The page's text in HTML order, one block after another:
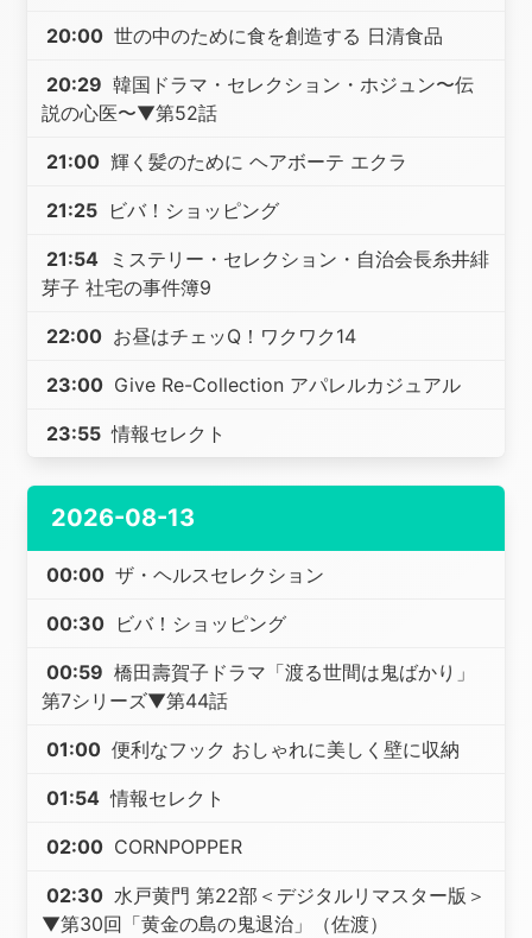
20:00 世の中のために食を創造する 日清食品
20:29 韓国ドラマ・セレクション・ホジュン〜伝
説の心医〜▼第52話
21:00 輝く髪のために ヘアボーテ エクラ
21:25 ビバ！ショッピング
21:54
ミステリー・セレクション・自治会長糸井緋
芽子 社宅の事件簿9
22:00 お昼はチェッQ！ワクワク14
23:00 Give Re-Collection アパレルカジュアル
23:55 情報セレクト
2026-08-13
00:00 ザ・ヘルスセレクション
00:30 ビバ！ショッピング
00:59 橋田壽賀子ドラマ「渡る世間は鬼ばかり」
第7シリーズ▼第44話
01:00 便利なフック おしゃれに美しく壁に収納
01:54 情報セレクト
02:00 CORNPOPPER
02:30 水戸黄門 第22部＜デジタルリマスター版＞
▼第30回「黄金の島の鬼退治」（佐渡）